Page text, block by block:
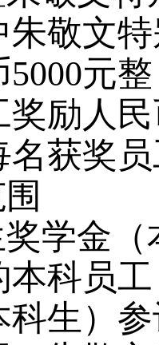
敬文
元
励人
名获奖
学金
本科员
科生）